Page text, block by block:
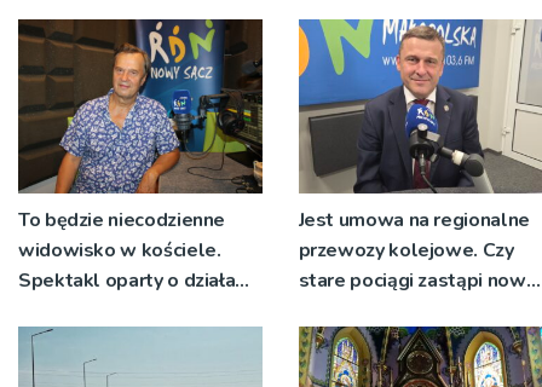
nie zostanie podpisana
To będzie niecodzienne
widowisko w kościele.
Spektakl oparty o działa
Jest umowa na regionalne
przewozy kolejowe. Czy
stare pociągi zastąpi nowy